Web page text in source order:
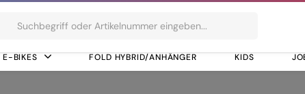
E-BIKES FOLD HYBRID/ANHÄNGER KIDS